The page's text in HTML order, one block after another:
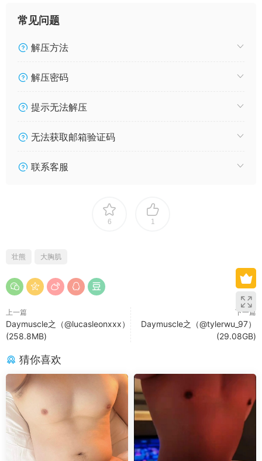
常见问题
解压方法
解压密码
提示无法解压
无法获取邮箱验证码
联系客服
6 1
壮熊 大胸肌
上一篇
Daymuscle之（@lucasleonxxx）
(258.8MB)
下一篇
Daymuscle之（@tylerwu_97）
(29.08GB)
猜你喜欢